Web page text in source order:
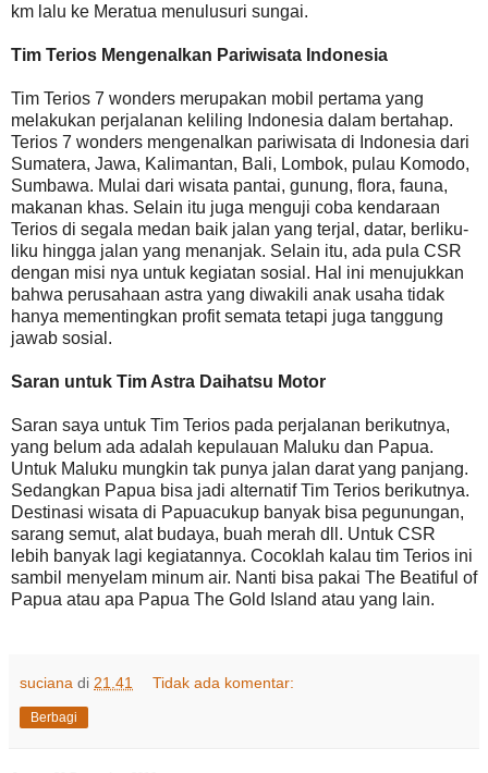
km lalu ke Meratua menulusuri sungai.
Tim Terios Mengenalkan Pariwisata Indonesia
Tim Terios 7 wonders merupakan mobil pertama yang
melakukan perjalanan keliling Indonesia dalam bertahap.
Terios 7 wonders mengenalkan pariwisata di Indonesia dari
Sumatera, Jawa, Kalimantan, Bali, Lombok, pulau Komodo,
Sumbawa. Mulai dari wisata pantai, gunung, flora, fauna,
makanan khas. Selain itu juga menguji coba kendaraan
Terios di segala medan baik jalan yang terjal, datar, berliku-
liku hingga jalan yang menanjak. Selain itu, ada pula CSR
dengan misi nya untuk kegiatan sosial. Hal ini menujukkan
bahwa perusahaan astra yang diwakili anak usaha tidak
hanya mementingkan profit semata tetapi juga tanggung
jawab sosial.
Saran untuk Tim Astra Daihatsu Motor
Saran saya untuk Tim Terios pada perjalanan berikutnya,
yang belum ada adalah kepulauan Maluku dan Papua.
Untuk Maluku mungkin tak punya jalan darat yang panjang.
Sedangkan Papua bisa jadi alternatif Tim Terios berikutnya.
Destinasi wisata di Papuacukup banyak bisa pegunungan,
sarang semut, alat budaya, buah merah dll. Untuk CSR
lebih banyak lagi kegiatannya. Cocoklah kalau tim Terios ini
sambil menyelam minum air. Nanti bisa pakai The Beatiful of
Papua atau apa Papua The Gold Island atau yang lain.
suciana di 21.41 Tidak ada komentar:
Berbagi